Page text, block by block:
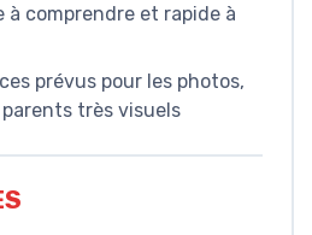
comprendre et rapide à
prévus pour les photos,
très visuels